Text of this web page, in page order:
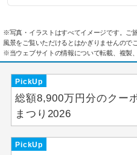
※写真・イラストはすべてイメージです。ご
風景をご覧いただけるとはかぎりませんので
※当ウェブサイトの情報について転載、複製
PickUp
総額8,900万円分のクー
まつり2026
PickUp